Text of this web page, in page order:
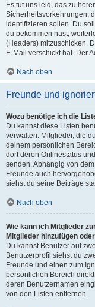
Es tut uns leid, das zu
Sicherheitsvorkehrungen,
identifizieren sollen. Du
du bekommen hast,
(Headers) mitzuschicken.
E-Mail verschickt hat. Der
Nach oben
Freunde und
Wozu benötige ich die
Du kannst diese Listen
verwalten. Mitglieder, die
deinem persönlichen
dort deren Onlinestatus
senden. Abhängig von
Freunde auch
siehst du seine Beiträge
Nach oben
Wie kann ich Mitglieder
Mitglieder hinzufügen
Du kannst Benutzer auf
Benutzerprofil siehst du
Freunde und einen zum
persönlichen Bereich
deren Benutzernamen
von den Listen entfernen.